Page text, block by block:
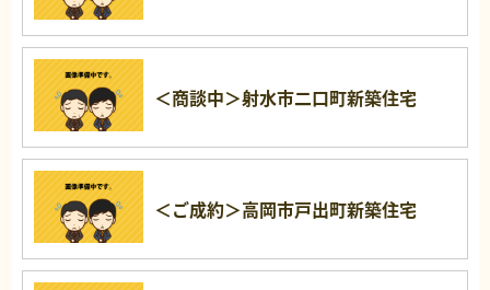
＜商談中＞射水市二口町新築住宅
＜ご成約＞高岡市戸出町新築住宅